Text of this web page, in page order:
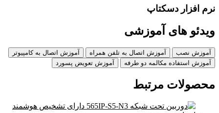
نرم افزار دسکتاپ
ویدئو های آموزشی
آموزش نصب آموزش اتصال به تلفن همراه
آموزش اتصال به کامپیوتر
آموزش استفاده مکالمه دو طرفه
آموزش تعویض پسورد
محصولات مرتبط